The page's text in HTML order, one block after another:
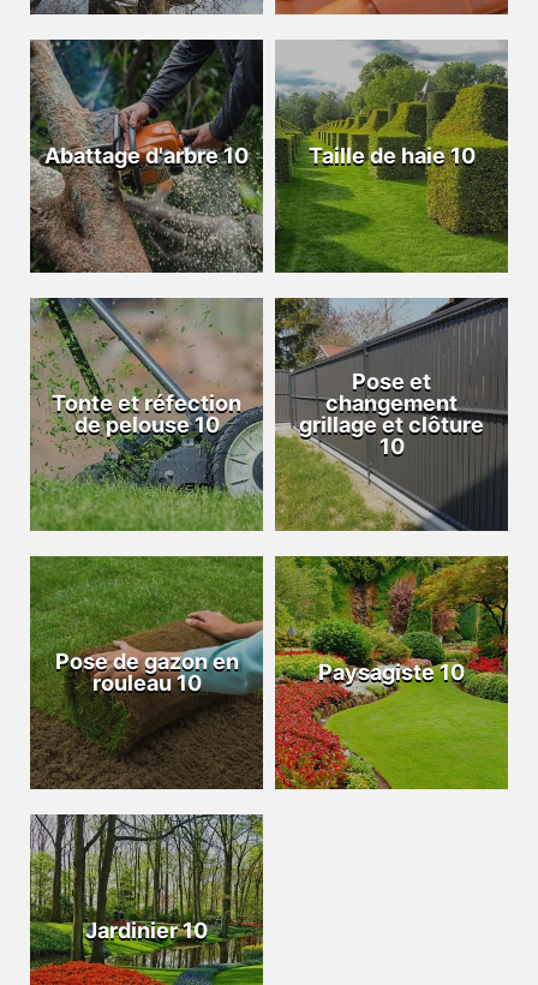
Abattage d'arbre 10 Taille de haie 10
Tonte et réfection
de pelouse 10
Pose et
changement
grillage et clôture
10
Pose de gazon en
rouleau 10
Paysagiste 10
Jardinier 10